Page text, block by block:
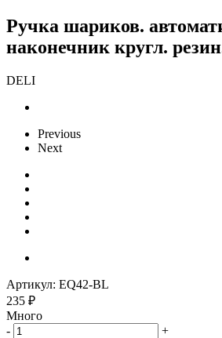
Ручка шариков.
наконечник кругл.
DELI
Previous
Next
Артикул: EQ42-BL
235 ₽
Много
-
+